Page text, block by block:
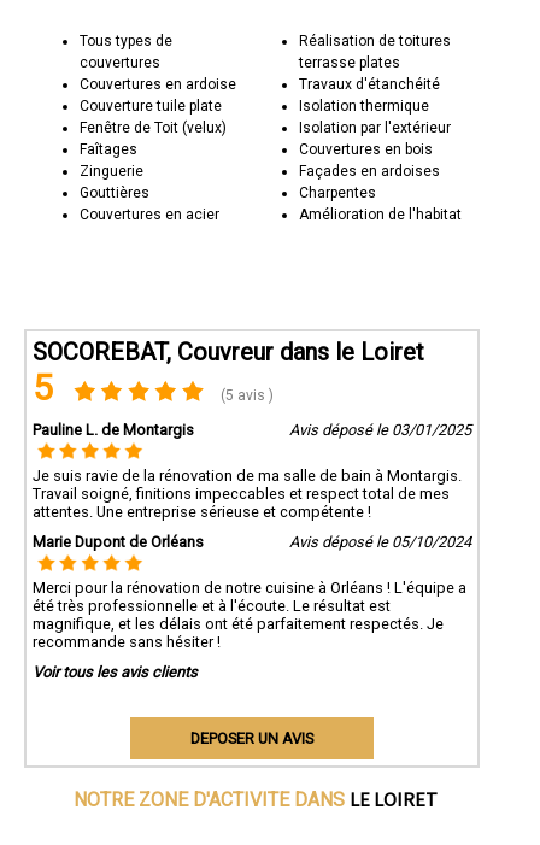
Tous types de
couvertures
Couvertures en ardoise
Couverture tuile plate
Fenêtre de Toit (velux)
Faîtages
Zinguerie
Gouttières
Couvertures en acier
Réalisation de toitures
terrasse plates
Travaux d'étanchéité
Isolation thermique
Isolation par l'extérieur
Couvertures en bois
Façades en ardoises
Charpentes
Amélioration de l'habitat
SOCOREBAT, Couvreur dans le Loiret
5 (5 avis )
Pauline L. de Montargis Avis déposé le 03/01/2025
Je suis ravie de la rénovation de ma salle de bain à Montargis.
Travail soigné, finitions impeccables et respect total de mes
attentes. Une entreprise sérieuse et compétente !
Marie Dupont de Orléans
Avis déposé le 05/10/2024
Merci pour la rénovation de notre cuisine à Orléans ! L'équipe a
été très professionnelle et à l'écoute. Le résultat est
magnifique, et les délais ont été parfaitement respectés. Je
recommande sans hésiter !
Voir tous les avis clients
DEPOSER UN AVIS
NOTRE ZONE D'ACTIVITE DANS LE LOIRET